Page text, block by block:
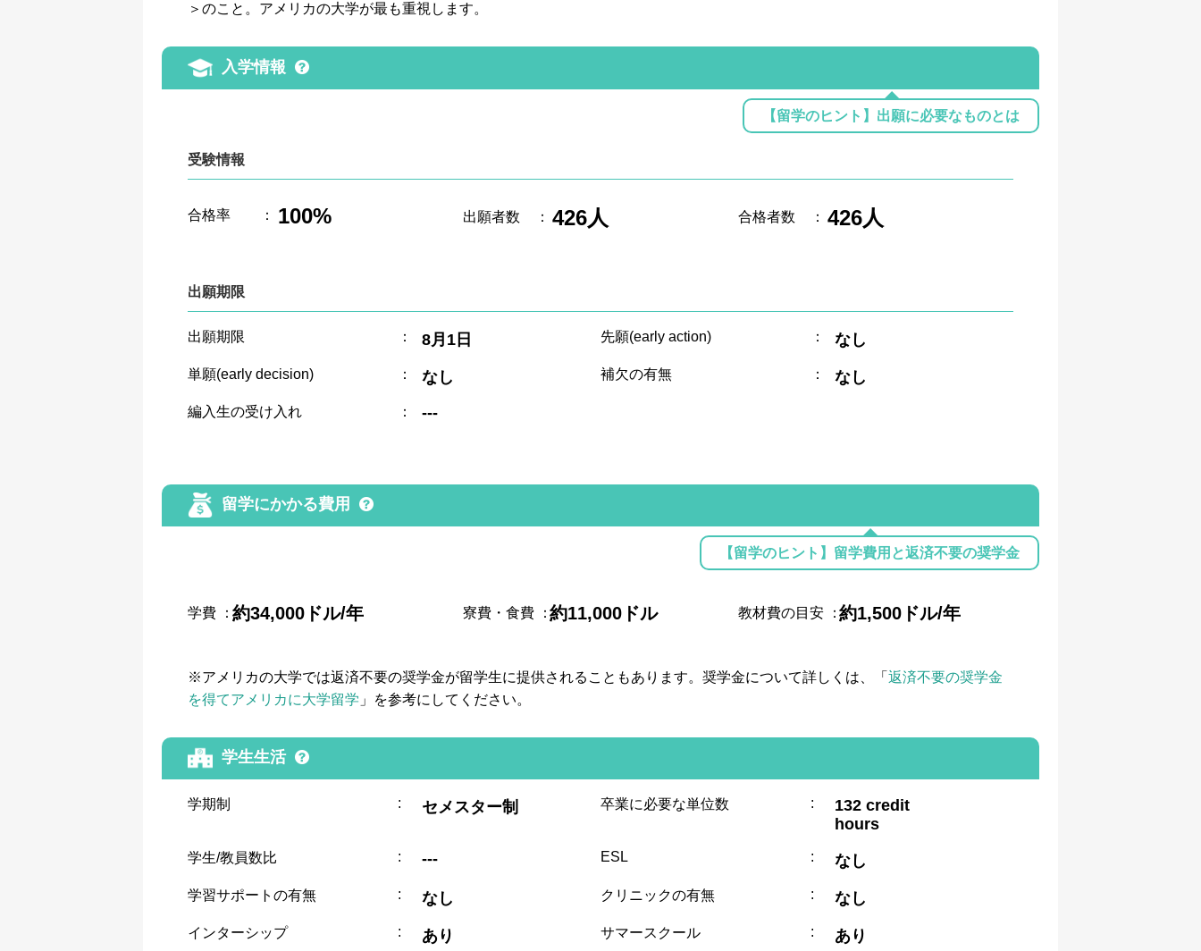
＞のこと。アメリカの大学が最も重視します。
入学情報
【留学のヒント】出願に必要なものとは
受験情報
合格率 ： 100% 出願者数 ： 426人 合格者数 ： 426人
出願期限
出願期限 ： 8月1日 先願(early action) ： なし
単願(early decision) ： なし 補欠の有無 ： なし
編入生の受け入れ ： ---
留学にかかる費用
【留学のヒント】留学費用と返済不要の奨学金
学費 ：約34,000ドル/年 寮費・食費 ：約11,000ドル 教材費の目安 ：約1,500ドル/年
※アメリカの大学では返済不要の奨学金が留学生に提供されることもあります。奨学金について詳しくは、「返済不要の奨学金
を得てアメリカに大学留学 」を参考にしてください。
学生生活
学期制 : セメスター制 卒業に必要な単位数 :
132 credit
hours
学生/教員数比 : --- ESL : なし
学習サポートの有無 : なし クリニックの有無 : なし
インターシップ : あり サマースクール : あり